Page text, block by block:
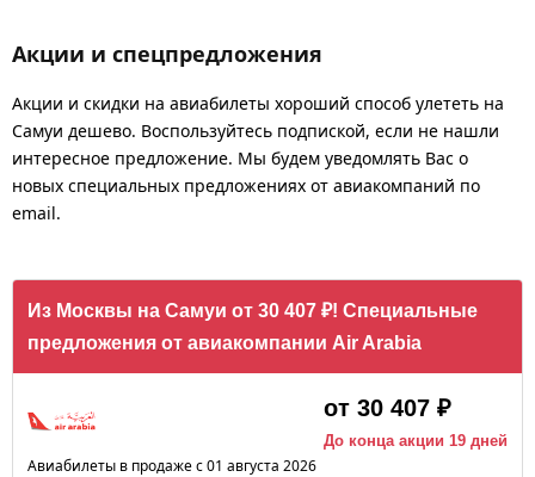
Акции и спецпредложения
Акции и скидки на авиабилеты хороший способ улететь на
Самуи дешево. Воспользуйтесь подпиской, если не нашли
интересное предложение. Мы будем уведомлять Вас о
новых специальных предложениях от авиакомпаний по
email.
Из Москвы на Самуи от 30 407 ₽! Специальные
предложения от авиакомпании Air Arabia
от 30 407 ₽
До конца акции 19 дней
Авиабилеты в продаже с 01 августа 2026